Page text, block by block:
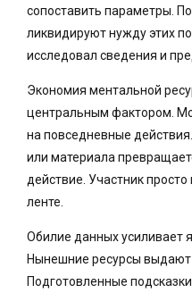
сопоставить параметры.
ликвидируют нужду этих
исследовал сведения и
Экономия ментальной
центральным фактором.
на повседневные
или материала
действие. Участник
ленте.
Обилие данных усиливает
Нынешние ресурсы
Подготовленные